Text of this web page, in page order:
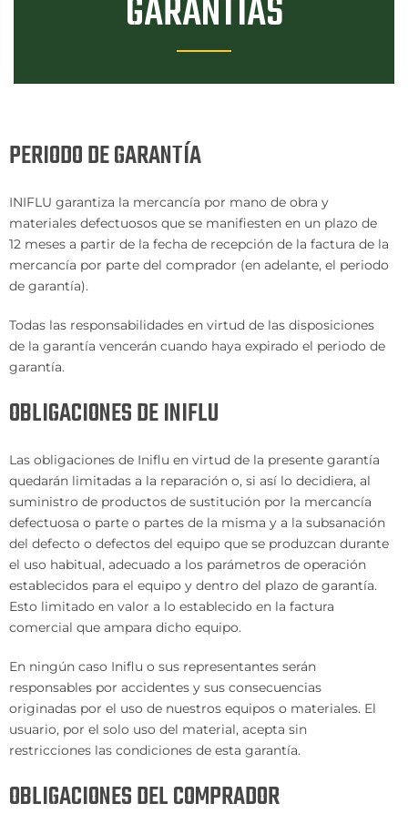
GARANTÍAS
PERIODO DE GARANTÍA
INIFLU garantiza la mercancía por mano de obra y
materiales defectuosos que se manifiesten en un plazo de
12 meses a partir de la fecha de recepción de la factura de la
mercancía por parte del comprador (en adelante, el periodo
de garantía).
Todas las responsabilidades en virtud de las disposiciones
de la garantía vencerán cuando haya expirado el periodo de
garantía.
OBLIGACIONES DE INIFLU
Las obligaciones de Iniflu en virtud de la presente garantía
quedarán limitadas a la reparación o, si así lo decidiera, al
suministro de productos de sustitución por la mercancía
defectuosa o parte o partes de la misma y a la subsanación
del defecto o defectos del equipo que se produzcan durante
el uso habitual, adecuado a los parámetros de operación
establecidos para el equipo y dentro del plazo de garantía.
Esto limitado en valor a lo establecido en la factura
comercial que ampara dicho equipo.
En ningún caso Iniflu o sus representantes serán
responsables por accidentes y sus consecuencias
originadas por el uso de nuestros equipos o materiales. El
usuario, por el solo uso del material, acepta sin
restricciones las condiciones de esta garantía.
OBLIGACIONES DEL COMPRADOR